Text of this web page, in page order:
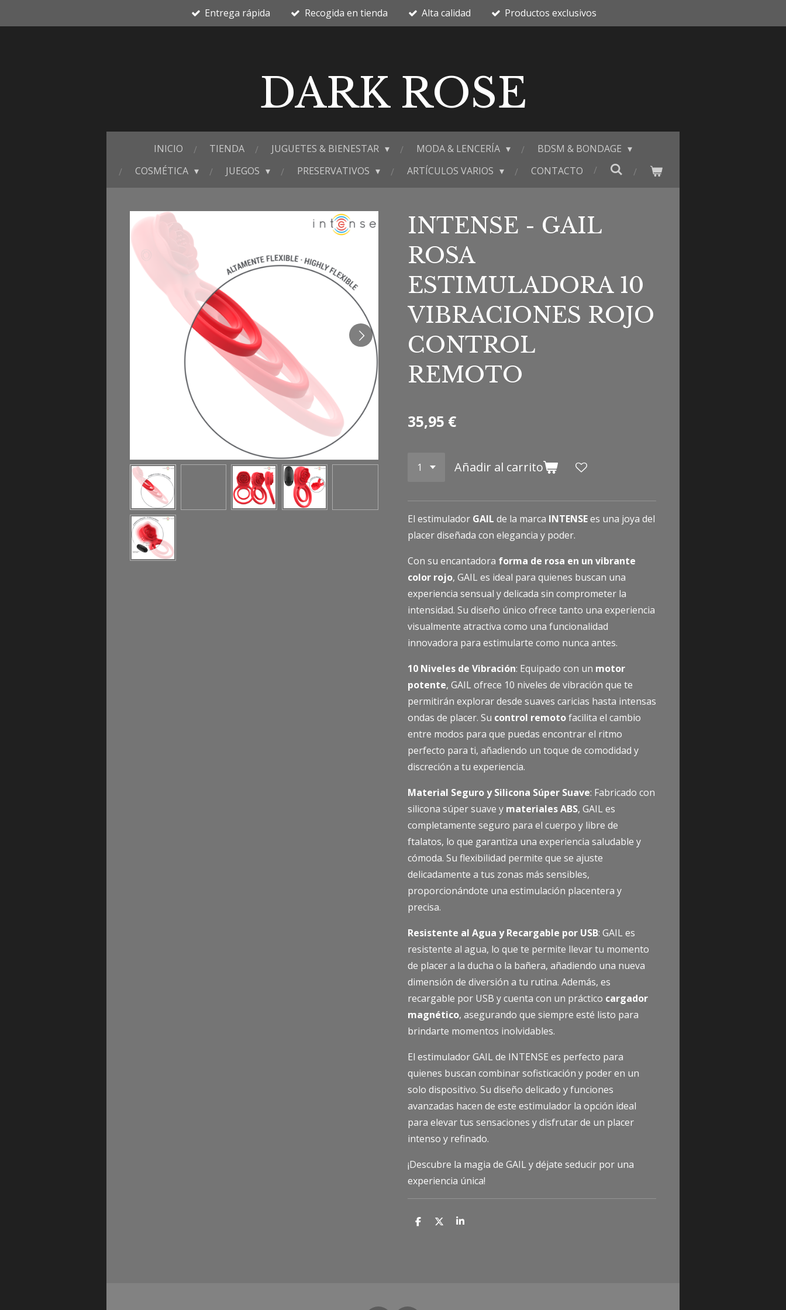
al
Entrega rápida Recogida en tienda Alta calidad Productos exclusivos
DARK ROSE
INICIO TIENDA JUGUETES & BIENESTAR MODA & LENCERÍA
BDSM & BONDAGE
COSMÉTICA
JUEGOS PRESERVATIVOS ARTÍCULOS VARIOS CONTACTO
INTENSE - GAIL
ROSA
ESTIMULADORA 10
VIBRACIONES ROJO
CONTROL
REMOTO
35,95 €
Añadir al carrito
El estimulador GAIL de la marca INTENSEes una joya del
placer diseñada con elegancia y poder.
Con su encantadora forma de rosa en un vibrante
color rojo, GAIL es ideal para quienes buscan una
experiencia sensual y delicada sin comprometer la
intensidad. Su diseño único ofrece tanto una experiencia
visualmente atractiva como una funcionalidad
innovadora para estimularte como nunca antes.
10 Niveles de Vibración: Equipado con un motor
potente, GAIL ofrece 10 niveles de vibración que te
permitirán explorar desde suaves caricias hasta intensas
ondas de placer. Su control remotofacilita el cambio
entre modos para que puedas encontrar el ritmo
perfecto para ti, añadiendo un toque de comodidad y
discreción a tu experiencia.
Material Seguro y Silicona Súper Suave: Fabricado con
silicona súper suave y materiales ABS, GAIL es
completamente seguro para el cuerpo y libre de
ftalatos, lo que garantiza una experiencia saludable y
cómoda. Su flexibilidad permite que se ajuste
delicadamente a tus zonas más sensibles,
proporcionándote una estimulación placentera y
precisa.
Resistente al Agua y Recargable por USB: GAIL es
resistente al agua, lo que te permite llevar tu momento
de placer a la ducha o la bañera, añadiendo una nueva
dimensión de diversión a tu rutina. Además, es
recargable por USB y cuenta con un práctico cargador
magnético, asegurando que siempre esté listo para
brindarte momentos inolvidables.
El estimulador GAIL de INTENSE es perfecto para
quienes buscan combinar sofisticación y poder en un
solo dispositivo. Su diseño delicado y funciones
avanzadas hacen de este estimulador la opción ideal
para elevar tus sensaciones y disfrutar de un placer
intenso y refinado.
¡Descubre la magia de GAIL y déjate seducir por una
experiencia única!
C
C
C